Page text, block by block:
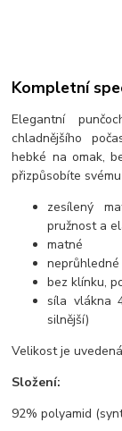
Kompletní
Elegantní
chladnějšího
hebké na omak,
přizpůsobíte
zesílený
pružnost a
matné
neprůhledné
bez klínku,
síla vlákna
silnější)
Velikost je
Složení:
92% polyamid